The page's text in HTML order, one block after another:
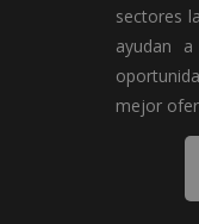
sectores
ayudan
mejor